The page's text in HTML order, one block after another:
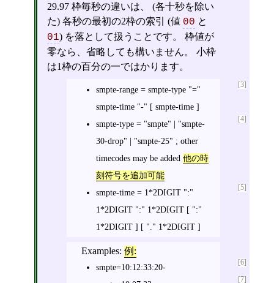
29.97 枠毎秒の違いは、 (各十秒を除い
た) 各秒の最初の2枠の索引 (値 00 と
01) を落として扱うことです。 枠値が
零なら、省略しても構いません。 小枠
は1枠の百分の一ではかります。
[3]
smpte-range = smpte-type "="
smpte-time "-" [ smpte-time ]
[4]
smpte-type = "smpte" | "smpte-
30-drop" | "smpte-25" ; other
timecodes may be added 他の時
刻符号を追加可能
[5]
smpte-time = 1*2DIGIT ":"
1*2DIGIT ":" 1*2DIGIT [ ":"
1*2DIGIT ] [ "." 1*2DIGIT ]
Examples: 例:
[6]
smpte=10:12:33:20-
[7]